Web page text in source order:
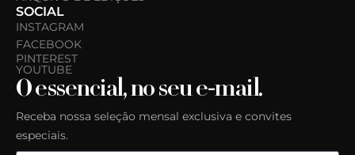
SOCIAL
INSTAGRAM
FACEBOOK
PINTEREST
YOUTUBE
O essencial, no seu e-mail.
Receba nossa seleção mensal exclusiva e convites
especiais.